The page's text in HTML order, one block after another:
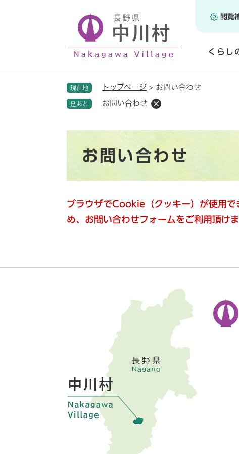
閲覧
くらし
く
現在地 トップページ > お問い合わせ
足あと お問い合わせ
お問い合わせ
ブラウザでCookie（クッキー）が使用
め、お問い合わせフォームをご利用頂けま